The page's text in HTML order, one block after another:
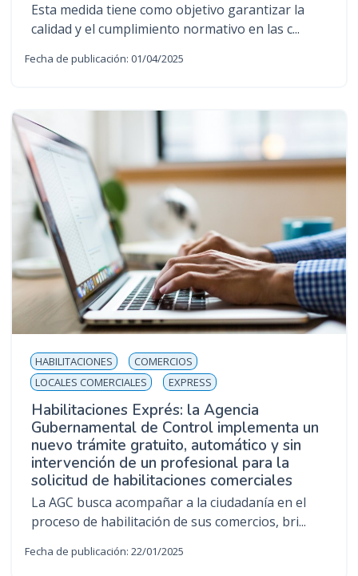
Esta medida tiene como objetivo garantizar la
calidad y el cumplimiento normativo en las c...
Fecha de publicación: 01/04/2025
HABILITACIONES
COMERCIOS
LOCALES COMERCIALES
EXPRESS
Habilitaciones Exprés: la Agencia
Gubernamental de Control implementa un
nuevo trámite gratuito, automático y sin
intervención de un profesional para la
solicitud de habilitaciones comerciales
La AGC busca acompañar a la ciudadanía en el
proceso de habilitación de sus comercios, bri...
Fecha de publicación: 22/01/2025